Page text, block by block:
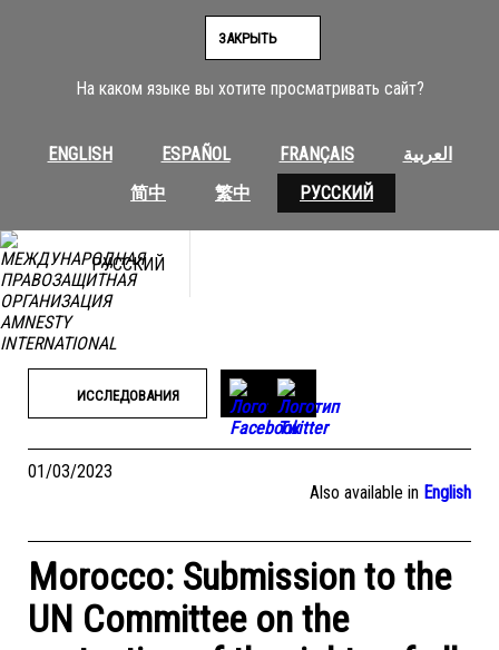
На каком языке вы хотите просматривать сайт?
ENGLISH ESPAÑOL FRANÇAIS
العربية
简中
繁中 РУССКИЙ
ЗАКРЫТЬ
РУССКИЙ
ИССЛЕДОВАНИЯ
01/03/2023
Also available in English
Morocco: Submission to the
UN Committee on the